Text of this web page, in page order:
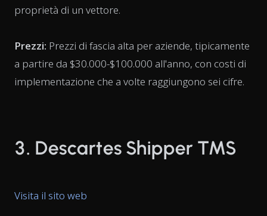
proprietà di un vettore.
Prezzi: Prezzi di fascia alta per aziende, tipicamente
a partire da $30.000-$100.000 all'anno, con costi di
implementazione che a volte raggiungono sei cifre.
3. Descartes Shipper TMS
Visita il sito web